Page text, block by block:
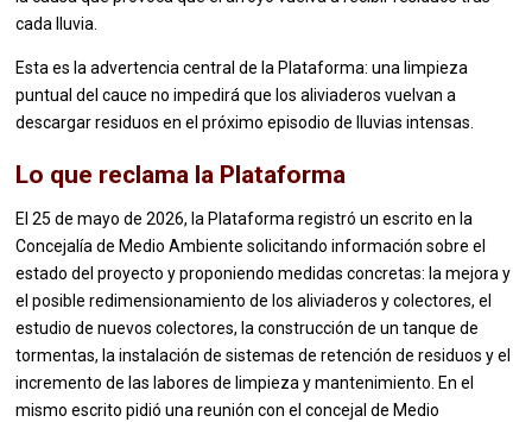
cada lluvia.
Esta es la advertencia central de la Plataforma: una limpieza
puntual del cauce no impedirá que los aliviaderos vuelvan a
descargar residuos en el próximo episodio de lluvias intensas.
Lo que reclama la Plataforma
El 25 de mayo de 2026, la Plataforma registró un escrito en la
Concejalía de Medio Ambiente solicitando información sobre el
estado del proyecto y proponiendo medidas concretas: la mejora y
el posible redimensionamiento de los aliviaderos y colectores, el
estudio de nuevos colectores, la construcción de un tanque de
tormentas, la instalación de sistemas de retención de residuos y el
incremento de las labores de limpieza y mantenimiento. En el
mismo escrito pidió una reunión con el concejal de Medio